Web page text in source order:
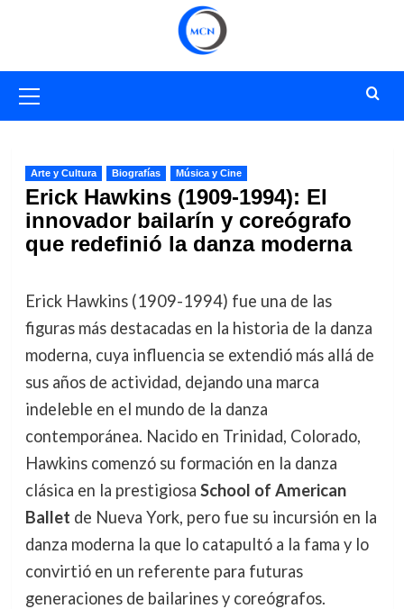
primario
Arte y Cultura Biografías Música y Cine
Erick Hawkins (1909-1994): El
innovador bailarín y coreógrafo
que redefinió la danza moderna
Erick Hawkins (1909-1994) fue una de las
figuras más destacadas en la historia de la danza
moderna, cuya influencia se extendió más allá de
sus años de actividad, dejando una marca
indeleble en el mundo de la danza
contemporánea. Nacido en Trinidad, Colorado,
Hawkins comenzó su formación en la danza
clásica en la prestigiosa School of American
Ballet de Nueva York, pero fue su incursión en la
danza moderna la que lo catapultó a la fama y lo
convirtió en un referente para futuras
generaciones de bailarines y coreógrafos.